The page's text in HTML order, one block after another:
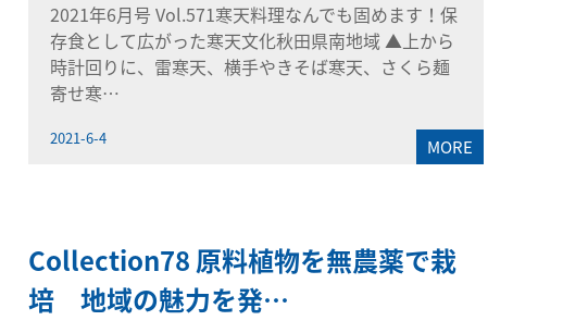
2021年6月号 Vol.571寒天料理なんでも固めます！保
存食として広がった寒天文化秋田県南地域 ▲上から
時計回りに、雷寒天、横手やきそば寒天、さくら麺
寄せ寒…
2021-6-4 MORE
Collection78 原料植物を無農薬で栽
培 地域の魅力を発…